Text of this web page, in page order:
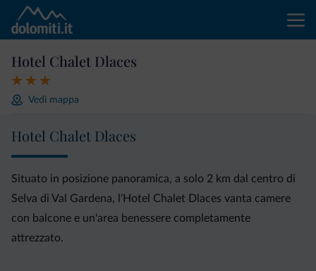
Hotel Chalet Dlaces
Vedi mappa
Hotel Chalet Dlaces
Situato in posizione panoramica, a solo 2 km dal centro di
Selva di Val Gardena, l'Hotel Chalet Dlaces vanta camere
con balcone e un'area benessere completamente
attrezzato.